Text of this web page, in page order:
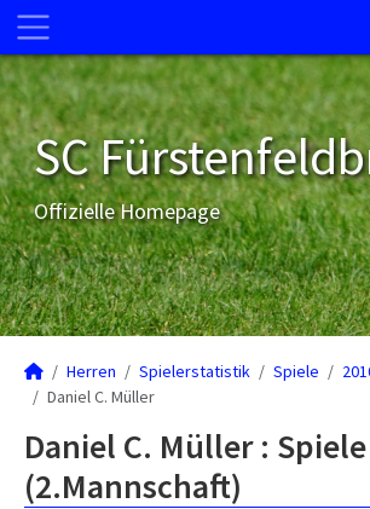
SC
Offizielle Homepage
Herren Spielerstatistik Spiele
Daniel C. Müller
Daniel C. Müller : Spiele
(2.Mannschaft)